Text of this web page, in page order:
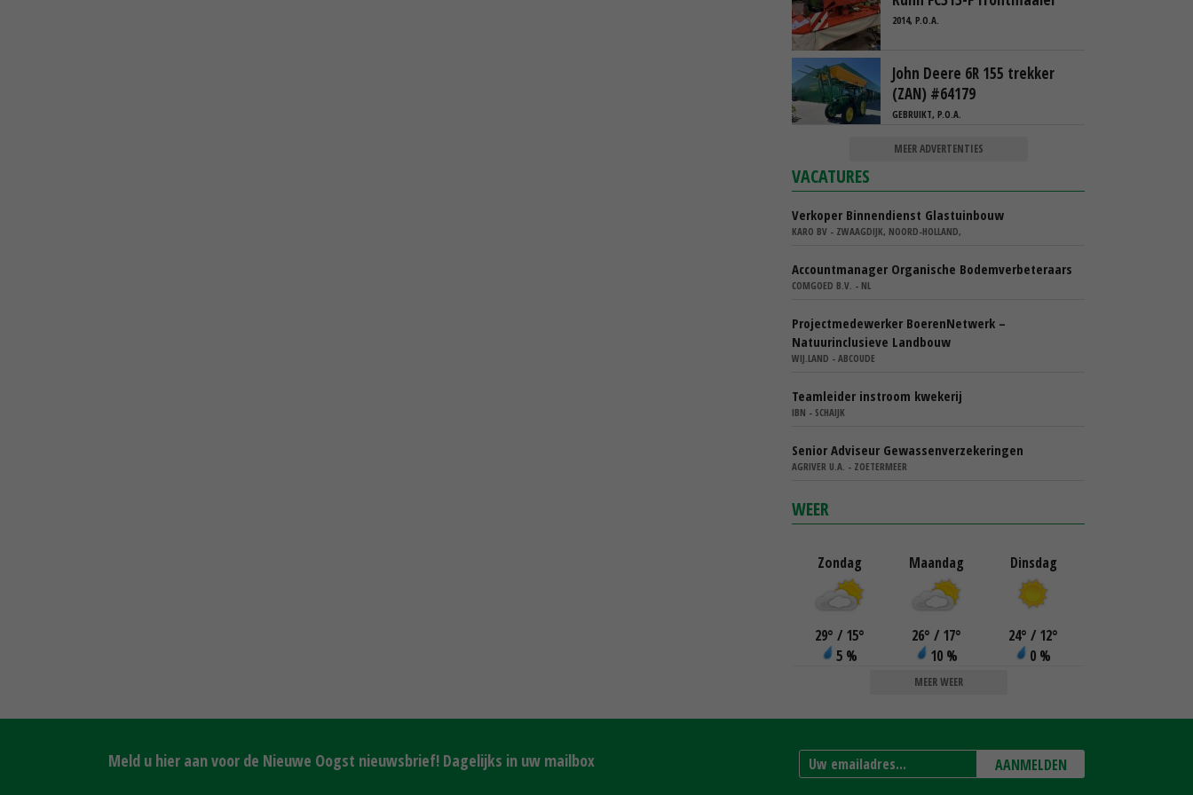
2014, P.O.A.
John Deere 6R 155 trekker
(ZAN) #64179
GEBRUIKT, P.O.A.
MEER ADVERTENTIES
VACATURES
Verkoper Binnendienst Glastuinbouw
KARO BV - ZWAAGDIJK, NOORD-HOLLAND,
Accountmanager Organische Bodemverbeteraars
COMGOED B.V. - NL
Projectmedewerker BoerenNetwerk –
Natuurinclusieve Landbouw
WIJ.LAND - ABCOUDE
Teamleider instroom kwekerij
IBN - SCHAIJK
Senior Adviseur Gewassenverzekeringen
AGRIVER U.A. - ZOETERMEER
WEER
Zondag
29° / 15°
5 %
Maandag
26° / 17°
10 %
Dinsdag
24° / 12°
0 %
MEER WEER
Meld u hier aan voor de Nieuwe Oogst nieuwsbrief! Dagelijks in uw mailbox AANMELDEN